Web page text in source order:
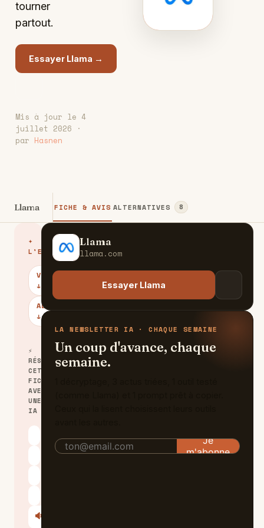
tourner
partout.
Essayer Llama →
Mis à jour le 4
juillet 2026 ·
par Hasnen
Llama FICHE & AVIS ALTERNATIVES 8
✦
L'ESSENTIEL
VERDICT
↓
ALTERNATIVES
↓
⚡
RÉSUMER
CETTE
FICHE
AVEC
UNE
IA
ChatGPT
Claude
Perplexity
Le Chat
🔊
Écouter
L Llama
llama.com
Essayer Llama
LA NEWSLETTER IA · CHAQUE SEMAINE
Un coup d'avance, chaque
semaine.